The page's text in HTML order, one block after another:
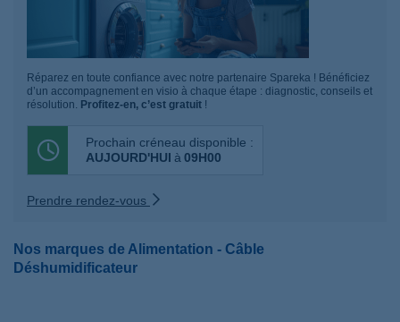
Réparez en toute confiance avec notre partenaire Spareka ! Bénéficiez
d’un accompagnement en visio à chaque étape : diagnostic, conseils et
résolution. Profitez-en, c’est gratuit !
Prochain créneau disponible :
AUJOURD'HUI à 09H00
Prendre rendez-vous
Nos marques de Alimentation - Câble
Déshumidificateur